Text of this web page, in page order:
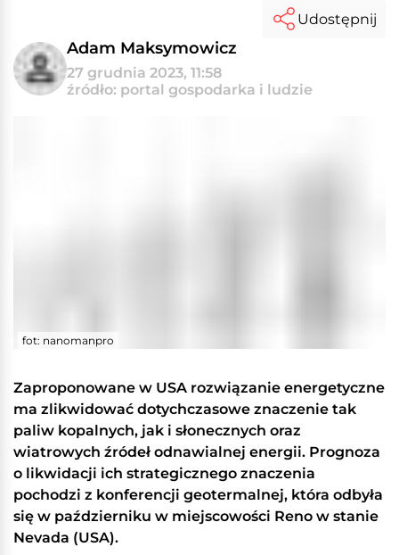
Adam Maksymowicz
27 grudnia 2023, 11:58
źródło: portal gospodarka i ludzie
Udostępnij
fot: nanomanpro
Zaproponowane w USA rozwiązanie energetyczne
ma zlikwidować dotychczasowe znaczenie tak
paliw kopalnych, jak i słonecznych oraz
wiatrowych źródeł odnawialnej energii. Prognoza
o likwidacji ich strategicznego znaczenia
pochodzi z konferencji geotermalnej, która odbyła
się w październiku w miejscowości Reno w stanie
Nevada (USA).